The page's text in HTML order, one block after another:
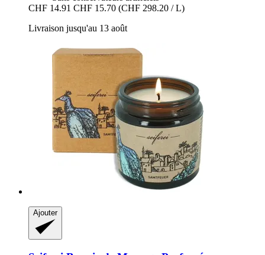
CHF 14.91 CHF 15.70 (CHF 298.20 / L)
Livraison jusqu'au 13 août
Ajouter